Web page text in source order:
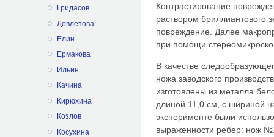
Гридасов
Довлетова
Елин
Ермакова
Ильин
Качина
Кирюхина
Козлов
Косухина
Контрастирование
раствором бриллиантового
повреждение. Далее
при помощи
В качестве
ножа заводского
изготовлены из металла
длиной 11,0 см, с шириной
эксперименте были
выраженности ребер: нож